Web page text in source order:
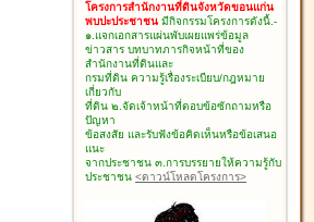
โครงการสำนักงานที่ดินจังหวัดขอนแก่น
พบปะประชาชน มีกิจกรรมโครงการดังนี้.-
๑.แจกเอกสารแผ่นพับเผยแพร่ข้อมูล
ข่าวสาร บทบาทภารกิจหน้าที่ของ
สำนักงานที่ดินและ
กรมที่ดิน ความรู้เรื่องระเบียบ/กฎหมาย
เกี่ยวกับ
ที่ดิน ๒.จัดเจ้าหน้าที่ตอบข้อซักถามหรือ
ปัญหา
ข้อสงสัย และรับฟังข้อคิดเห็นหรือข้อเสนอ
แนะ
จากประชาชน ๓.การบรรยายให้ความรู้กับ
ประชาชน <ดาวน์โหลดโครงการ>